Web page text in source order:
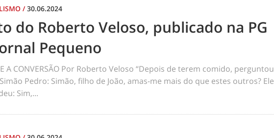
/30.06.2024
do Roberto Veloso, publicado na PG
Pequeno
E A CONVERSÃO Por Roberto Veloso “Depois de terem comido, perguntou
Pedro: Simão, filho de João, amas-me mais do que estes outros? Ele
Sim,...